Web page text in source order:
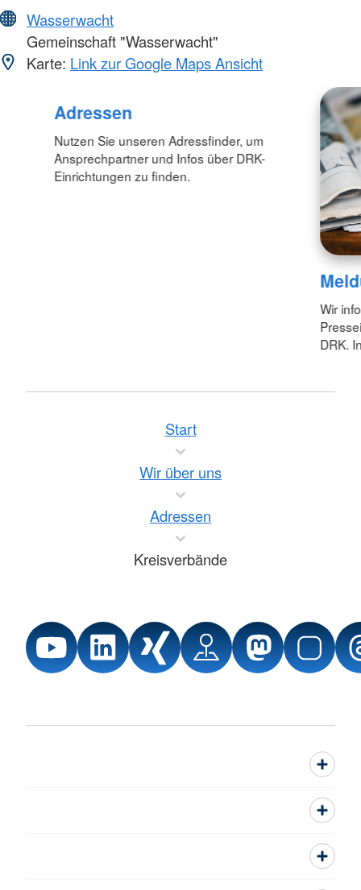
Wasserwacht
Gemeinschaft "Wasserwacht"
Karte: Link zur Google Maps Ansicht
Adressen
Nutzen Sie unseren Adressfinder, um
Ansprechpartner und Infos über DRK-
Einrichtungen zu finden.
Wir
DRK.
Start
Wir über uns
Adressen
Kreisverbände